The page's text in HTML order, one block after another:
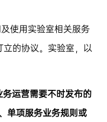
使用实验室相关服务
立的协议。实验室，以
运营需要不时发布的
单项服务业务规则或